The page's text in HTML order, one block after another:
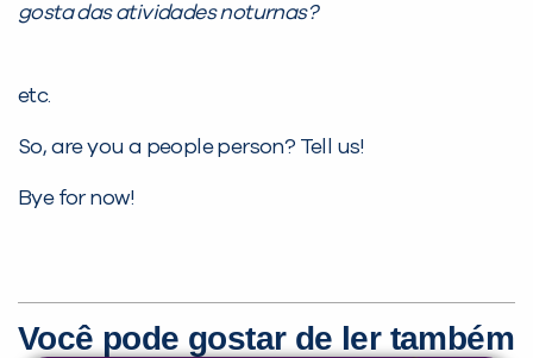
gosta das atividades noturnas?
etc.
So, are you a people person? Tell us!
Bye for now!
Você pode gostar de ler também